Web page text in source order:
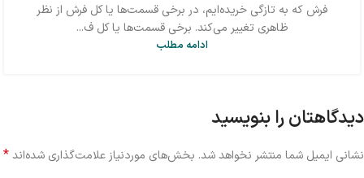
فرش که به تازگی خریده‌ایم، در برخی قسمت‌ها یا کل فرش از نظر
ظاهری تغییر می‌کند. برخی قسمت‌ها یا کل ف...
ادامه مطلب
دیدگاهتان را بنویسید
نشانی ایمیل شما منتشر نخواهد شد. بخش‌های موردنیاز علامت‌گذاری شده‌اند*